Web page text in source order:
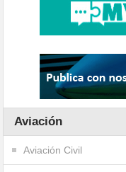
Aviación
Aviación Civil